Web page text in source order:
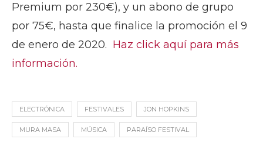
Premium por 230€), y un abono de grupo
por 75€, hasta que finalice la promoción el 9
de enero de 2020. Haz click aquí para más
información.
ELECTRÓNICA FESTIVALES JON HOPKINS
MURA MASA MÚSICA PARAÍSO FESTIVAL